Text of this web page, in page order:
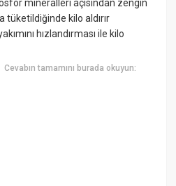
mineralleri açısından zengin
tüketildiğinde kilo aldırır
hızlandırması ile kilo
Cevabın tamamını burada okuyun: